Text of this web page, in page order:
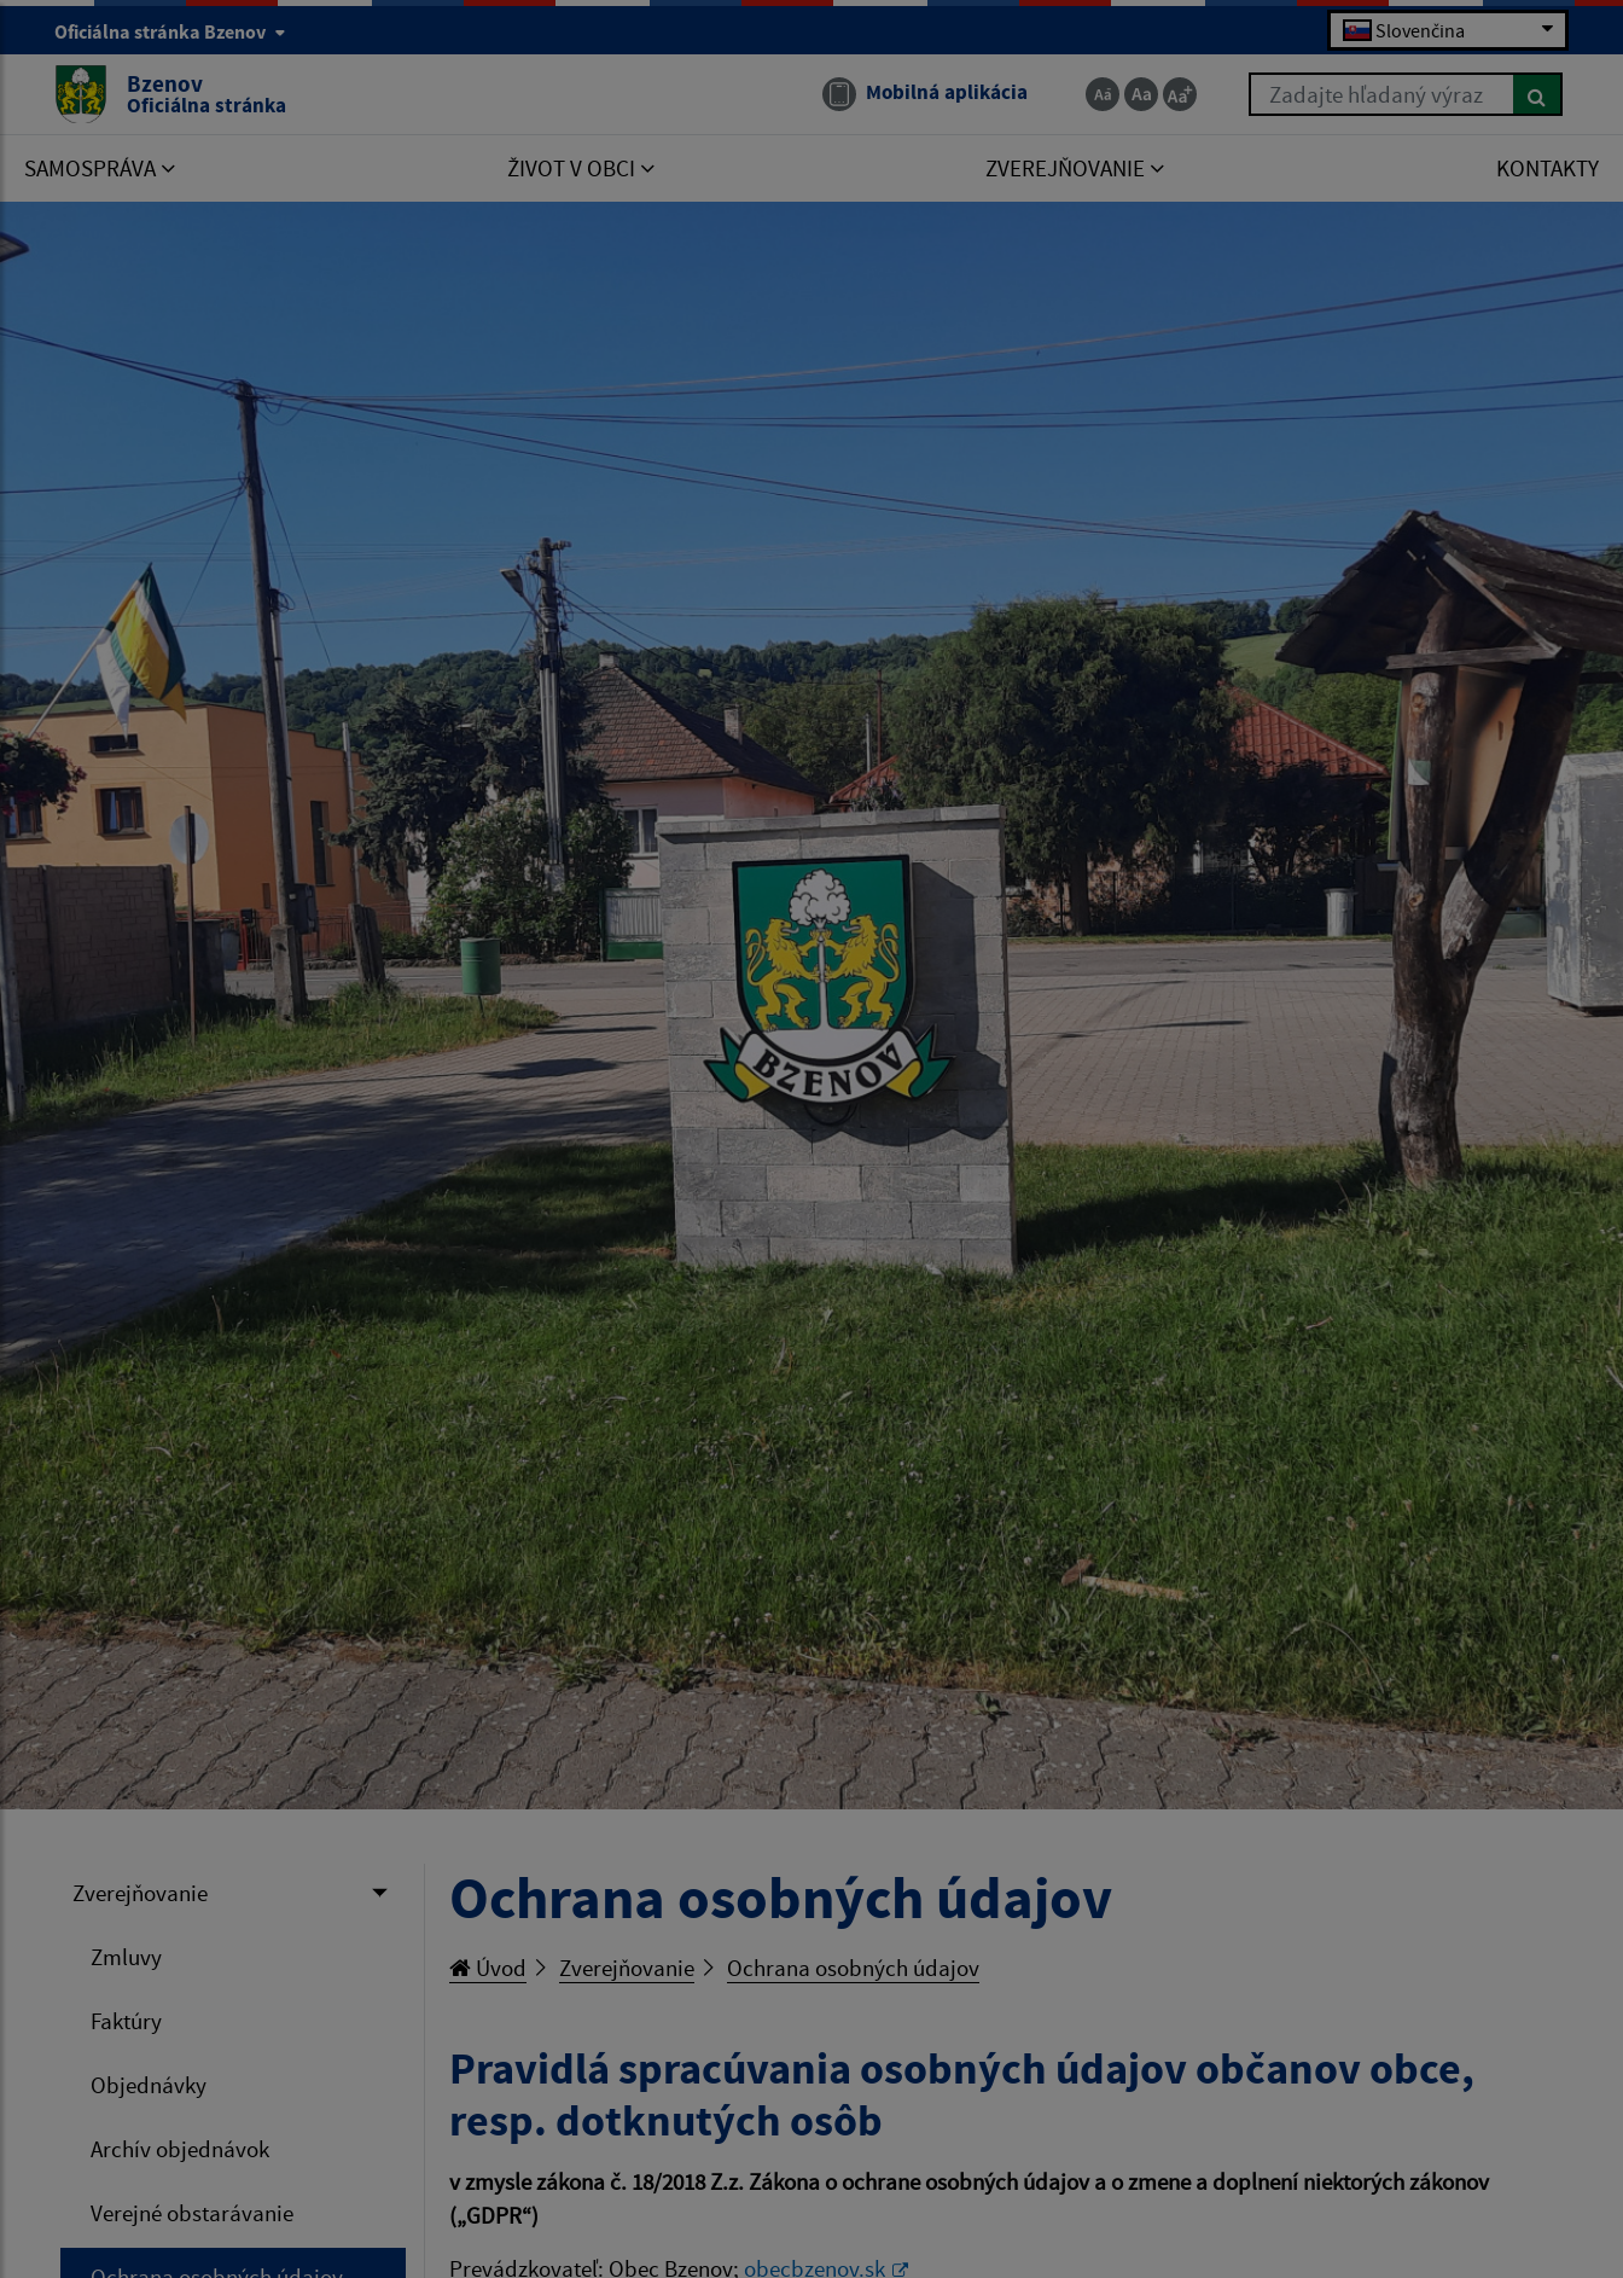
Oficiálna stránka Bzenov Slovenčina
Bzenov
Oficiálna stránka Mobilná aplikácia Zadajte hľadaný výraz
SAMOSPRÁVA ŽIVOT V OBCI ZVEREJŇOVANIE KONTAKTY
Zverejňovanie
Zmluvy
Faktúry
Objednávky
Archív objednávok
Verejné obstarávanie
Ochrana osobných údajov
Úvod Zverejňovanie Ochrana osobných údajov
Pravidlá spracúvania osobných údajov občanov obce,
resp. dotknutých osôb
v zmysle zákona č. 18/2018 Z.z. Zákona o ochrane osobných údajov a o zmene a doplnení niektorých zákonov
(„GDPR“)
Prevádzkovateľ: Obec Bzenov; obecbzenov.sk